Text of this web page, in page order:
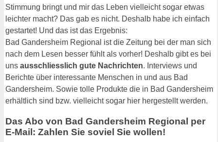
Stimmung bringt und mir das Leben vielleicht sogar etwas
leichter macht? Das gab es nicht. Deshalb habe ich einfach
gestartet! Und das ist das Ergebnis:
Bad Gandersheim Regional ist die Zeitung bei der man sich
nach dem Lesen besser fühlt als vorher! Deshalb gibt es bei
uns ausschliesslich gute Nachrichten. Interviews und
Berichte über interessante Menschen in und aus Bad
Gandersheim. Sowie tolle Produkte die in Bad Gandersheim
erhältlich sind bzw. vielleicht sogar hier hergestellt werden.
Das Abo von Bad Gandersheim Regional per
E-Mail: Zahlen Sie soviel Sie wollen!